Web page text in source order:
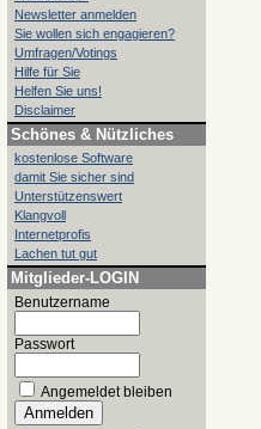
Newsletter anmelden
Sie wollen sich engagieren?
Umfragen/Votings
Hilfe für Sie
Helfen Sie uns!
Disclaimer
Schönes & Nützliches
kostenlose Software
damit Sie sicher sind
Unterstützenswert
Klangvoll
Internetprofis
Lachen tut gut
Mitglieder-LOGIN
Benutzername
Passwort
Angemeldet bleiben